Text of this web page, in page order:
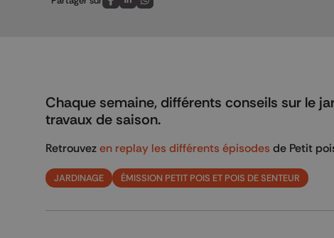
Partagez sur FaceBook
Partagez sur LinkedIn
Partagez sur Whatsapp
Chaque semaine, différents conseils sur le
travaux de saison.
Retrouvez en replay les différents épisodes de Petit
JARDINAGE ÉMISSION PETIT POIS ET POIS DE SENTEUR